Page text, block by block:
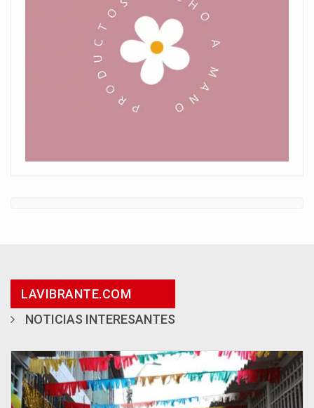
LAVIBRANTE.COM
NOTICIAS INTERESANTES